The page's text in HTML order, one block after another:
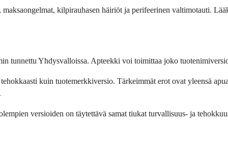
kilpirauhasen häiriöt ja perifeerinen valtimotauti.
tunnettu Yhdysvalloissa. Apteekki voi toimittaa joko
kuin tuotemerkkiversio. Tärkeimmät erot ovat yleensä
versioiden on täytettävä samat tiukat turvallisuus- ja